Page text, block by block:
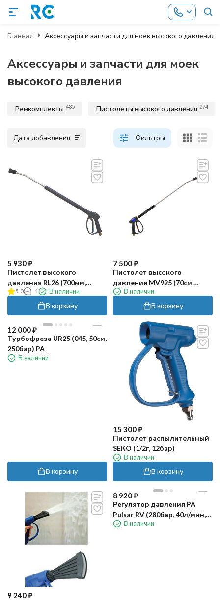
Главная Аксессуары и запчасти для моек высокого давления
Аксессуары и запчасти для моек
высокого давления
Ремкомплекты 485 Пистолеты высокого давления 274
Дата добавления Фильтры
5 930₽
Пистолет высокого
давления RL26 (700мм,
вх.М22ш, изогн, форсунка)
5.0 1 В наличии
В корзину
7 500₽
Пистолет высокого
давления MV925 (70cм,
вх.М22ш, изогн, форсунка)
В наличии
В корзину
12 000₽
Турбофреза UR25 (045, 50см,
250бар) PA
В наличии
В корзину
15 300₽
Пистолет распылительный
SEKO (1/2г, 12бар)
В наличии
В корзину
9 240₽
8 920₽
Регулятор давления PA
Pulsar RV (280бар, 40л/мин,
3/8"г, By-pass)
В наличии